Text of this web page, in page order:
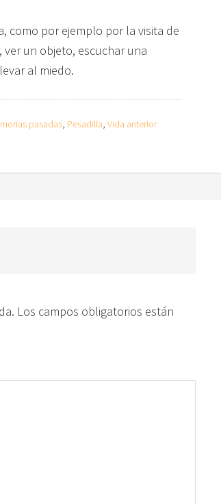
como por ejemplo por la visita de
un objeto, escuchar una
al miedo.
pasadas, Pesadilla, Vida anterior
Los campos obligatorios están